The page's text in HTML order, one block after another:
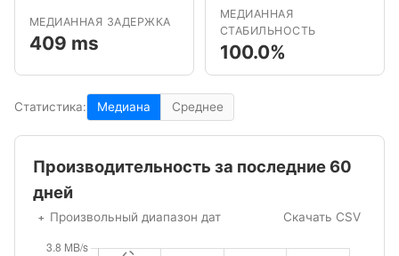
МЕДИАННАЯ ЗАДЕРЖКА
409 ms
МЕДИАННАЯ
СТАБИЛЬНОСТЬ
100.0%
Статистика: Медиана Среднее
Производительность за последние 60
дней
Произвольный диапазон дат Скачать CSV